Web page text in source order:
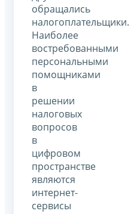
обращались
налогоплательщики.
Наиболее
востребованными
персональными
помощниками
в
решении
налоговых
вопросов
в
цифровом
пространстве
являются
интернет-
сервисы